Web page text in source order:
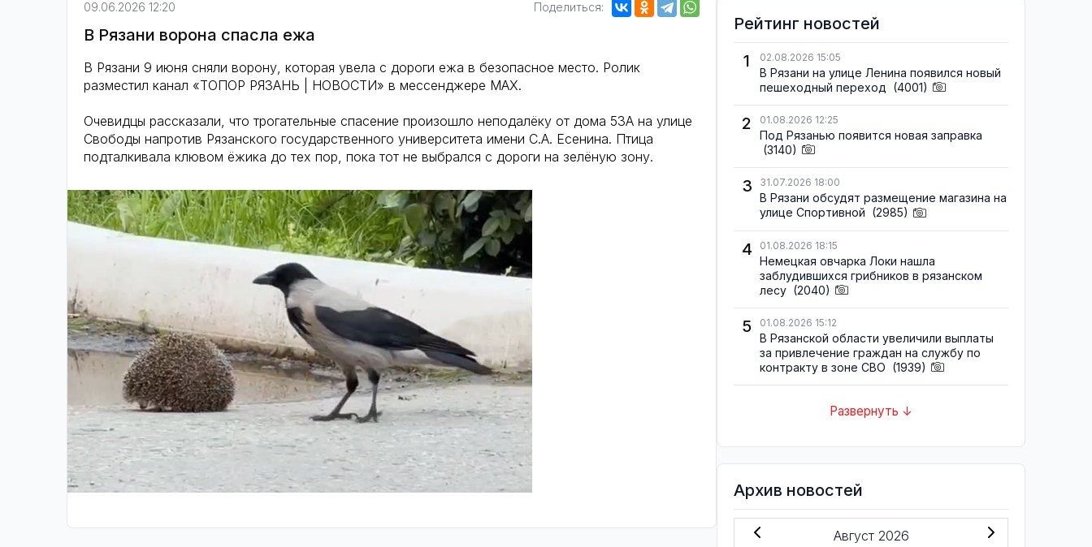
09.06.2026 12:20 Поделиться:
В Рязани ворона спасла ежа
В Рязани 9 июня сняли ворону, которая увела с дороги ежа в безопасное место. Ролик
разместил канал «ТОПОР РЯЗАНЬ | НОВОСТИ» в мессенджере МАХ.
Очевидцы рассказали, что трогательные спасение произошло неподалёку от дома 53А на улице
Свободы напротив Рязанского государственного университета имени С.А. Есенина. Птица
подталкивала клювом ёжика до тех пор, пока тот не выбрался с дороги на зелёную зону.
Рейтинг новостей
1
02.08.2026 15:05
В Рязани на улице Ленина появился новый
пешеходный переход (4001)
2 01.08.2026 12:25
Под Рязанью появится новая заправка
(3140)
3 31.07.2026 18:00
В Рязани обсудят размещение магазина на
улице Спортивной (2985)
4 01.08.2026 18:15
Немецкая овчарка Локи нашла
заблудившихся грибников в рязанском
лесу (2040)
5 01.08.2026 15:12
В Рязанской области увеличили выплаты
за привлечение граждан на службу по
контракту в зоне СВО (1939)
Развернуть ↓
Архив новостей
Август 2026